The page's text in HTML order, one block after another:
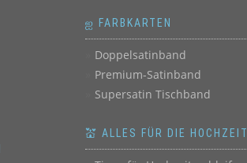
ஐ FARBKARTEN
Doppelsatinband
Premium-Satinband
Supersatin Tischband
💒 ALLES FÜR DIE HOCHZEIT